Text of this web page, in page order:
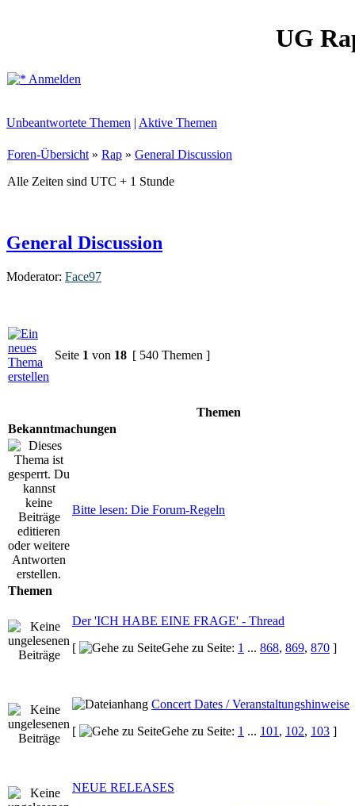
UG
Anmelden
Unbeantwortete Themen | Aktive Themen
Foren-Übersicht » Rap » General Discussion
Alle Zeiten sind UTC + 1 Stunde
General Discussion
Moderator: Face97
Seite 1 von 18 [ 540 Themen ]
Themen
Bekanntmachungen
Bitte lesen: Die Forum-Regeln
Themen
Der 'ICH HABE EINE FRAGE' - Thread
[
Gehe zu Seite: 1 ... 868, 869, 870 ]
Concert Dates / Veranstaltungshinweise
[
Gehe zu Seite: 1 ... 101 , 102, 103 ]
NEUE RELEASES